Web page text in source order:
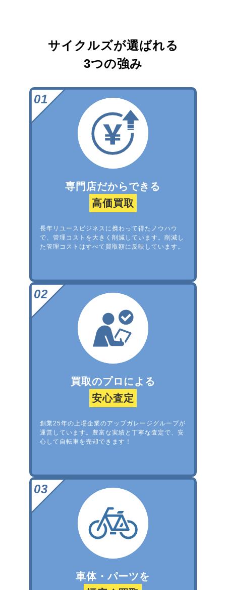
サイクルズが選ばれる
3つの強み
専門店だからできる
高価買取
長年リユースビジネスに携わって得たノウハウ
で、管理コストを大きく削減しています。削減し
た管理コストはすべて買取額に反映しています。
買取のプロによる
安心査定
創業25年の上場企業のアップガレージグループが
運営しています。豊富な実績と丁寧な査定で、安
心して自転車を売却できます！
車体・パーツを